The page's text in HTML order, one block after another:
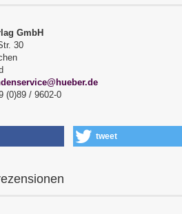
GmbH
30
(0)89 / 9602-0
tweet